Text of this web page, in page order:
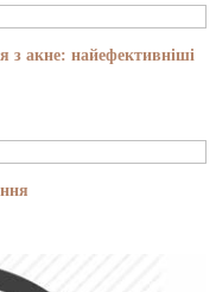
з акне: найефективніші